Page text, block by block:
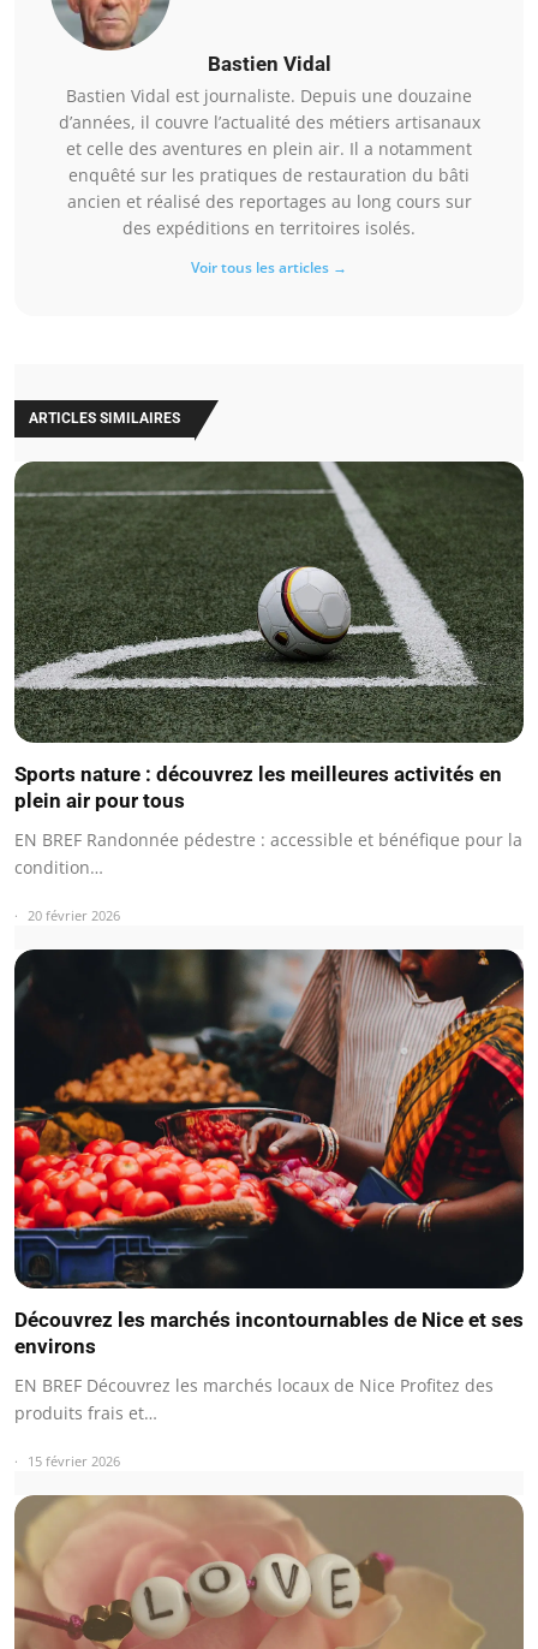
Bastien Vidal
Bastien Vidal est journaliste. Depuis une douzaine
d’années, il couvre l’actualité des métiers artisanaux
et celle des aventures en plein air. Il a notamment
enquêté sur les pratiques de restauration du bâti
ancien et réalisé des reportages au long cours sur
des expéditions en territoires isolés.
Voir tous les articles →
ARTICLES SIMILAIRES
Sports nature : découvrez les meilleures activités en
plein air pour tous
EN BREF Randonnée pédestre : accessible et bénéfique pour la
condition…
20 février 2026
Découvrez les marchés incontournables de Nice et ses
environs
EN BREF Découvrez les marchés locaux de Nice Profitez des
produits frais et…
15 février 2026